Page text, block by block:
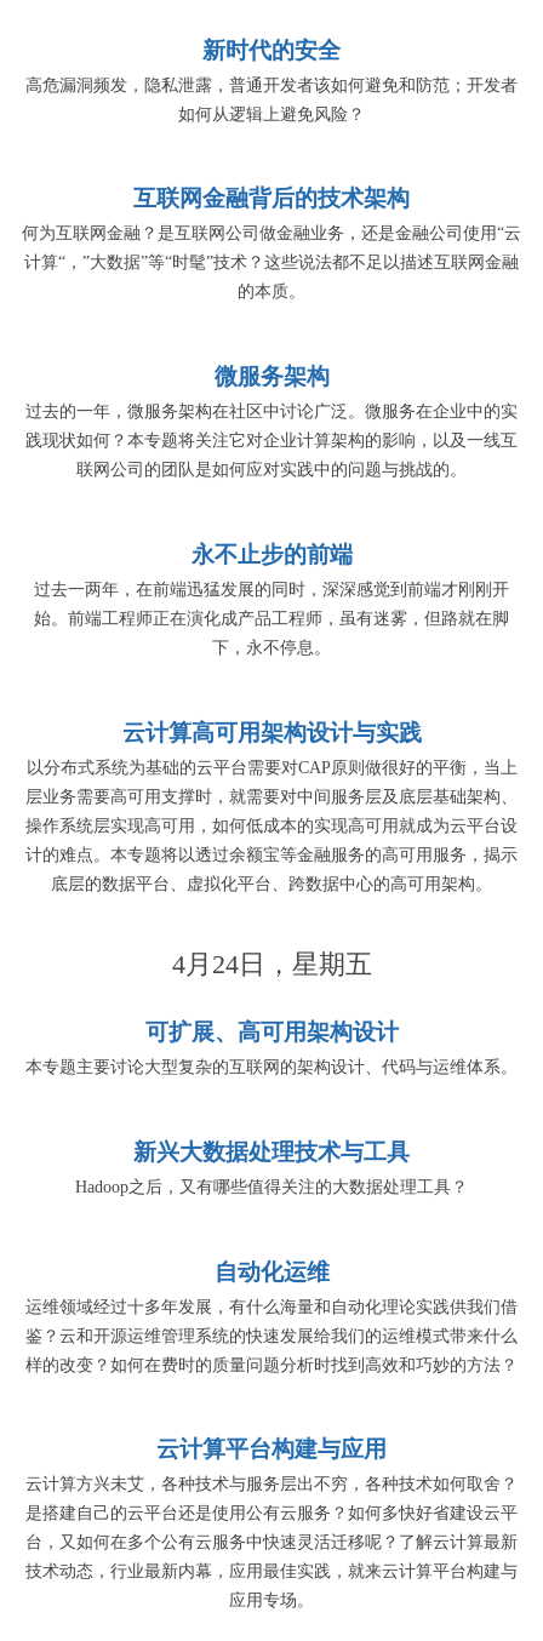
新时代的安全
高危漏洞频发，隐私泄露，普通开发者该如何避免和防范；开发者
如何从逻辑上避免风险？
互联网金融背后的技术架构
何为互联网金融？是互联网公司做金融业务，还是金融公司使用“云
计算“，”大数据”等“时髦”技术？这些说法都不足以描述互联网金融
的本质。
微服务架构
过去的一年，微服务架构在社区中讨论广泛。微服务在企业中的实
践现状如何？本专题将关注它对企业计算架构的影响，以及一线互
联网公司的团队是如何应对实践中的问题与挑战的。
永不止步的前端
过去一两年，在前端迅猛发展的同时，深深感觉到前端才刚刚开
始。前端工程师正在演化成产品工程师，虽有迷雾，但路就在脚
下，永不停息。
云计算高可用架构设计与实践
以分布式系统为基础的云平台需要对CAP原则做很好的平衡，当上
层业务需要高可用支撑时，就需要对中间服务层及底层基础架构、
操作系统层实现高可用，如何低成本的实现高可用就成为云平台设
计的难点。本专题将以透过余额宝等金融服务的高可用服务，揭示
底层的数据平台、虚拟化平台、跨数据中心的高可用架构。
4月24日，星期五
可扩展、高可用架构设计
本专题主要讨论大型复杂的互联网的架构设计、代码与运维体系。
新兴大数据处理技术与工具
Hadoop之后，又有哪些值得关注的大数据处理工具？
自动化运维
运维领域经过十多年发展，有什么海量和自动化理论实践供我们借
鉴？云和开源运维管理系统的快速发展给我们的运维模式带来什么
样的改变？如何在费时的质量问题分析时找到高效和巧妙的方法？
云计算平台构建与应用
云计算方兴未艾，各种技术与服务层出不穷，各种技术如何取舍？
是搭建自己的云平台还是使用公有云服务？如何多快好省建设云平
台，又如何在多个公有云服务中快速灵活迁移呢？了解云计算最新
技术动态，行业最新内幕，应用最佳实践，就来云计算平台构建与
应用专场。